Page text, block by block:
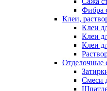
Фибра
Клеи,
Клеи
Клеи
Клеи
Отделочные
Смеси